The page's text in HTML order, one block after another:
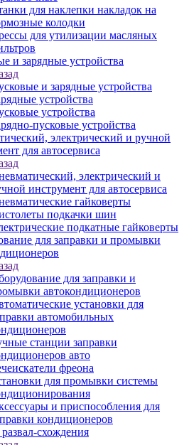
для наклепки накладок на
колодки
для утилизации масляных
и зарядные устройства
и зарядные устройства
устройства
устройства
пусковые устройства
электрический и ручной
для автосервиса
электрический и
инструмент для автосервиса
гайковерты
подкачки шин
подкатные гайковерты
для заправки и промывки
для заправки и
автокондиционеров
установки для
автомобильных
станции заправки
авто
фреона
для промывки системы
и приспособления для
кондиционеров
схождения